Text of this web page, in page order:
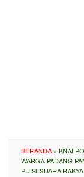
BERANDA »
WARGA PADANG
PUISI SUARA